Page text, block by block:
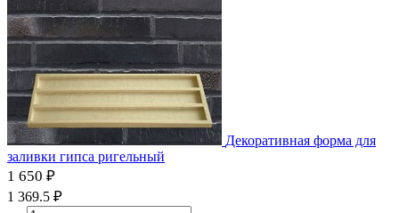
Декоративная форма для
заливки гипса ригельный
1 650 ₽
1 369.5 ₽